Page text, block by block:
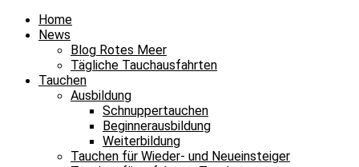
Home
News
Blog Rotes Meer
Tägliche Tauchausfahrten
Tauchen
Ausbildung
Schnuppertauchen
Beginnerausbildung
Weiterbildung
Tauchen für Wieder- und Neueinsteiger